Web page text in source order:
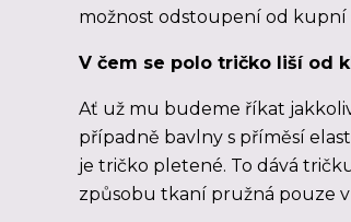
možnost odstoupení od kupní
V čem se polo tričko liší od
Ať už mu budeme říkat
případně bavlny s příměsí
je tričko pletené. To dává
způsobu tkaní pružná pouze